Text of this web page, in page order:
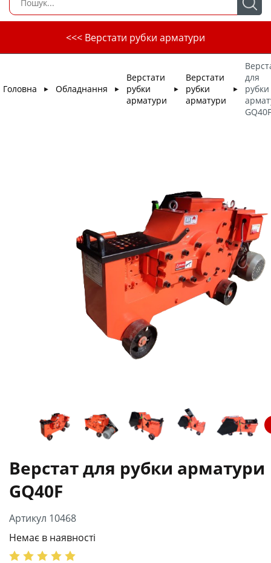
<<< Верстати рубки арматури
Головна ► Обладнання ►
Верстати
рубки
арматури
►
Верстати
рубки
арматури
►
для
рубки
GQ40F
Верстат для рубки арматури
GQ40F
Артикул 10468
Немає в наявності